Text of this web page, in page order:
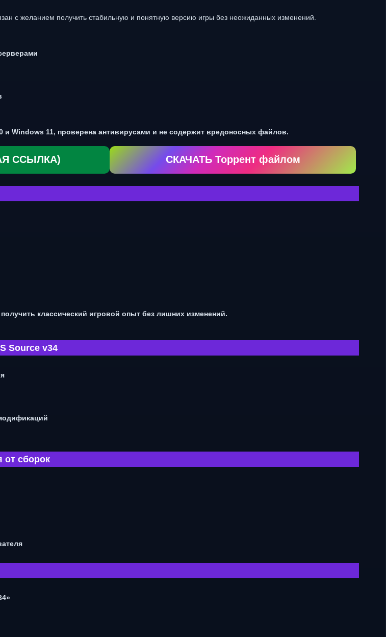
с желанием получить стабильную и понятную версию игры без неожиданных изменений.
и Windows 11, проверена антивирусами и не содержит вредоносных файлов.
ССЫЛКА) СКАЧАТЬ Торрент файлом
классический игровой опыт без лишних изменений.
Source v34
от сборок